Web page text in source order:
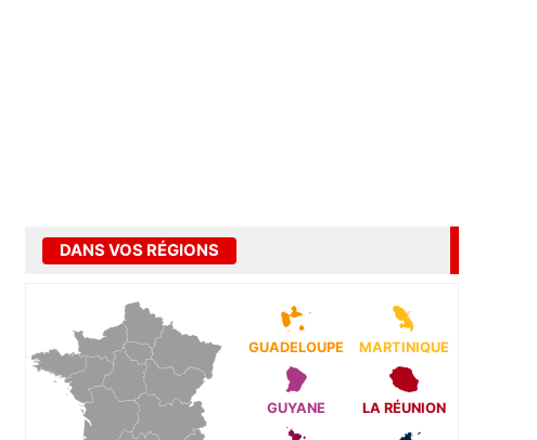
DANS VOS RÉGIONS
GUADELOUPE MARTINIQUE
GUYANE LA RÉUNION